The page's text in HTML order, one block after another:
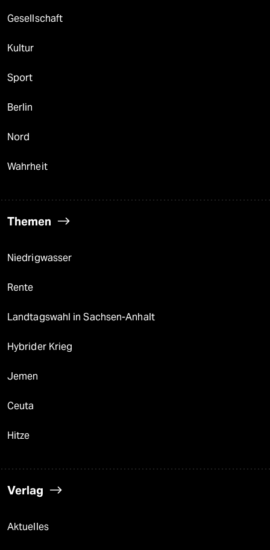
Gesellschaft
Kultur
Sport
Berlin
Nord
Wahrheit
Themen
Niedrigwasser
Rente
Landtagswahl in Sachsen-Anhalt
Hybrider Krieg
Jemen
Ceuta
Hitze
Verlag
Aktuelles